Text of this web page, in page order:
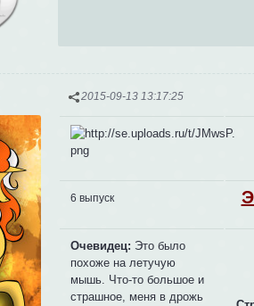
2015-09-13 13:17:25
6 выпуск
Очевидец: Это было
похоже на летучую
мышь. Что-то большое и
страшное, меня в дрожь